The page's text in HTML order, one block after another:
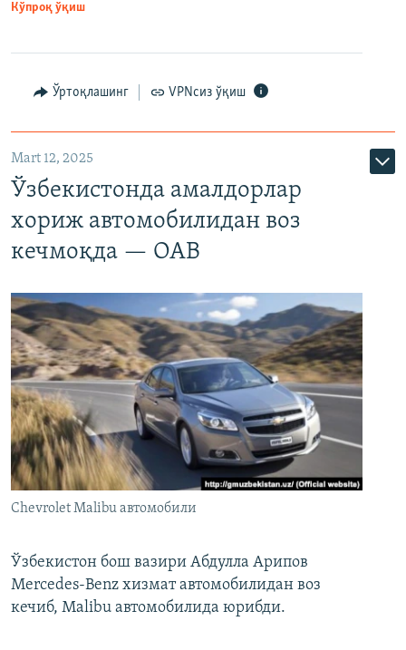
Кўпроқ ўқиш
Ўртоқлашинг VPNсиз ўқиш
Mart 12, 2025
Ўзбекистонда амалдорлар
хориж автомобилидан воз
кечмоқда — ОАВ
Chevrolet Malibu автомобили
Ўзбекистон бош вазири Абдулла Арипов
Mercedes-Benz хизмат автомобилидан воз
кечиб, Malibu автомобилида юрибди.